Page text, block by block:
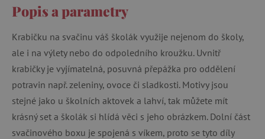
Popis a parametry
Krabičku na svačinu váš školák využije nejenom do školy,
ale i na výlety nebo do odpoledního kroužku. Uvnitř
krabičky je vyjímatelná, posuvná přepážka pro oddělení
potravin např. zeleniny, ovoce či sladkosti. Motivy jsou
stejné jako u školních aktovek a lahví, tak můžete mít
krásný set a školák si hlídá věci s jeho obrázkem. Dolní část
svačinového boxu je spojená s víkem, proto se tyto díly